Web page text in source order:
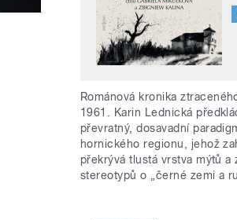
Románová kronika
1961. Karin Lednická
převratný, dosavadní
hornického regionu, jehož
překrývá tlustá vrstva mýtů a
stereotypů o „černé zemi a